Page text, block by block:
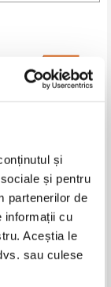
și
și pentru
partenerilor de
informații cu
Aceștia le
sau culese
- Hotelul
cu bucluc
18,40 Lei